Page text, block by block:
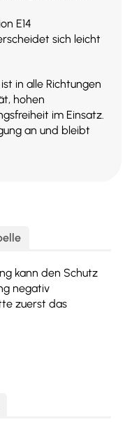
E14
sich leicht
in alle Richtungen
hohen
im Einsatz.
an und bleibt
kann den Schutz
negativ
zuerst das